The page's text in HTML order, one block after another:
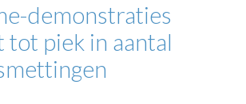
demonstraties
tot piek in aantal